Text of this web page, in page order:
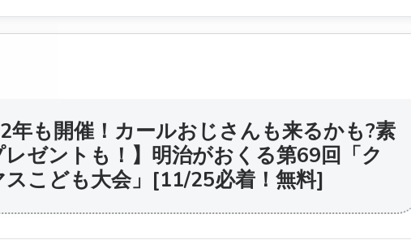
年も開催！カールおじさんも来るかも?素
ゼントも！】明治がおくる第69回「ク
スこども大会」[11/25必着！無料]